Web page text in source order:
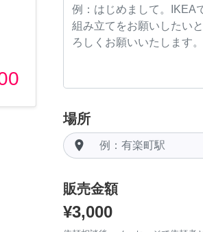
場所
room
販売金額
¥3,000